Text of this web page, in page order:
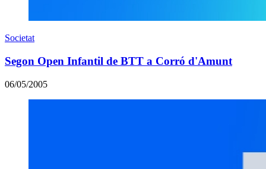
Societat
Segon Open Infantil de BTT a Corró d'Amunt
06/05/2005